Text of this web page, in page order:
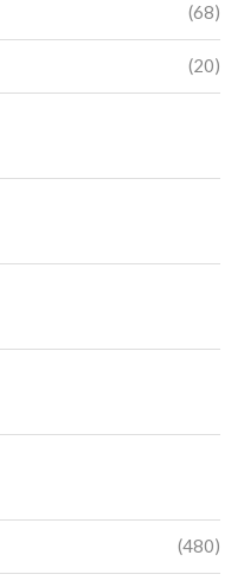
(68)
(20)
(480)